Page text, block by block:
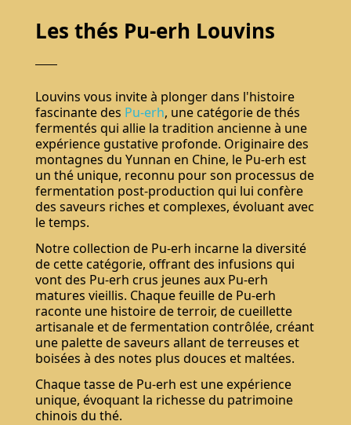
Les thés Pu-erh Louvins
Louvins vous invite à plonger dans l'histoire
fascinante des Pu-erh, une catégorie de thés
fermentés qui allie la tradition ancienne à une
expérience gustative profonde. Originaire des
montagnes du Yunnan en Chine, le Pu-erh est
un thé unique, reconnu pour son processus de
fermentation post-production qui lui confère
des saveurs riches et complexes, évoluant avec
le temps.
Notre collection de Pu-erh incarne la diversité
de cette catégorie, offrant des infusions qui
vont des Pu-erh crus jeunes aux Pu-erh
matures vieillis. Chaque feuille de Pu-erh
raconte une histoire de terroir, de cueillette
artisanale et de fermentation contrôlée, créant
une palette de saveurs allant de terreuses et
boisées à des notes plus douces et maltées.
Chaque tasse de Pu-erh est une expérience
unique, évoquant la richesse du patrimoine
chinois du thé.